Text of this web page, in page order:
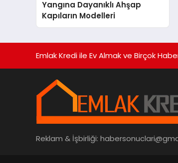
Yangına Dayanıklı Ahşap
Kapıların Modelleri
Emlak Kredi ile Ev Almak ve Birçok
Reklam & İşbirliği: